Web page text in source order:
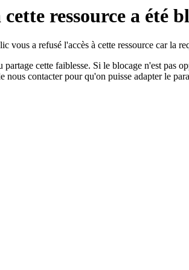
cette ressource a été
vous a refusé l'accès à cette ressource car la
cette faiblesse. Si le blocage n'est pas
nous contacter pour qu'on puisse adapter le